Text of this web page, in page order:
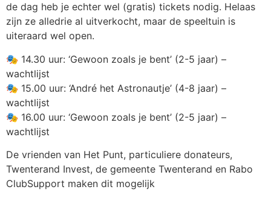
de dag heb je echter wel (gratis) tickets nodig. Helaas
zijn ze alledrie al uitverkocht, maar de speeltuin is
uiteraard wel open.
🎭 14.30 uur: ‘Gewoon zoals je bent’ (2-5 jaar) –
wachtlijst
🎭 15.00 uur: ‘André het Astronautje’ (4-8 jaar) –
wachtlijst
🎭 16.00 uur: ‘Gewoon zoals je bent’ (2-5 jaar) –
wachtlijst
De vrienden van Het Punt, particuliere donateurs,
Twenterand Invest, de gemeente Twenterand en Rabo
ClubSupport maken dit mogelijk